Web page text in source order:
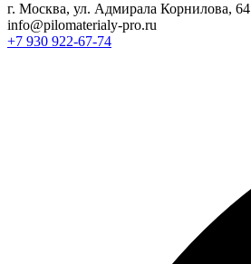
г. Москва, ул. Адмирала Корнилова, 64
info@pilomaterialy-pro.ru
+7 930 922-67-74